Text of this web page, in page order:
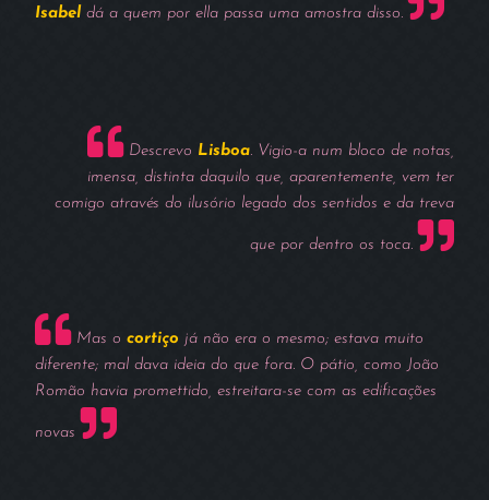
Isabel dá a quem por ella passa uma amostra disso.
Descrevo Lisboa. Vigio-a num bloco de notas,
imensa, distinta daquilo que, aparentemente, vem ter
comigo através do ilusório legado dos sentidos e da treva
que por dentro os toca.
Mas o cortiço já não era o mesmo; estava muito
diferente; mal dava ideia do que fora. O pátio, como João
Romão havia promettido, estreitara-se com as edificações
novas